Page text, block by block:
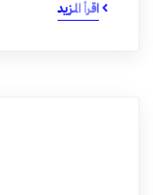
اقرأ المزيد